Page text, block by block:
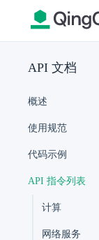
API 文档
概述
使用规范
代码示例
API 指令列表
计算
网络服务